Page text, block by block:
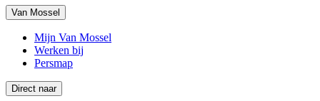
Van Mossel
Mijn Van Mossel
Werken bij
Persmap
Direct naar